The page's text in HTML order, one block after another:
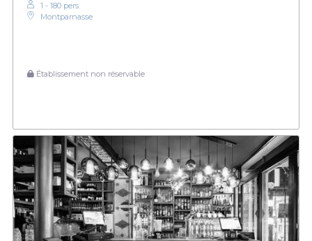
1 - 180 pers.
Montparnasse
Établissement non réservable